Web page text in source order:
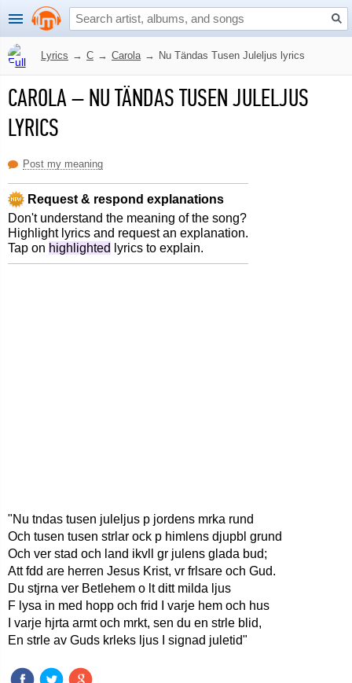
Lyrics → C → Carola → Nu Tändas Tusen Juleljus lyrics
CAROLA–NU TÄNDAS TUSEN JULELJUS
LYRICS
Post my meaning
Request & respond explanations
Don't understand the meaning of the song?
Highlight lyrics and request an explanation.
Tap on highlighted lyrics to explain.
"Nu tndas tusen juleljus p jordens mrka rund
Och tusen tusen strlar ock p himlens djupbl grund
Och ver stad och land ikvll gr julens glada bud;
Att fdd are herren Jesus Krist, vr frlsare och Gud.
Du stjrna ver Betlehem o lt ditt milda ljus
F lysa in med hopp och frid I varje hem och hus
I varje hjrta armt och mrkt, sen du en strle blid,
En strle av Guds krleks ljus I signad juletid"